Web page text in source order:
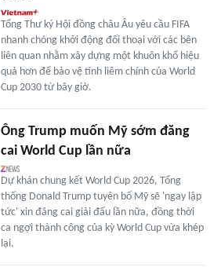
Tổng Thư ký Hội đồng châu Âu yêu cầu FIFA
nhanh chóng khởi động đối thoại với các bên
liên quan nhằm xây dựng một khuôn khổ hiệu
quả hơn để bảo vệ tính liêm chính của World
Cup 2030 từ bây giờ.
Ông Trump muốn Mỹ sớm đăng
cai World Cup lần nữa
Dự khán chung kết World Cup 2026, Tổng
thống Donald Trump tuyên bố Mỹ sẽ 'ngay lập
tức' xin đăng cai giải đấu lần nữa, đồng thời
ca ngợi thành công của kỳ World Cup vừa khép
lại.